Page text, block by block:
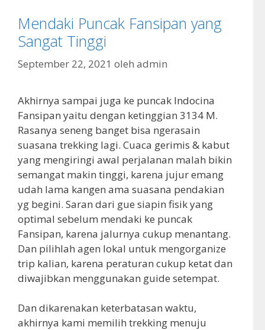
Mendaki Puncak Fansipan yang
Sangat Tinggi
September 22, 2021 oleh admin
Akhirnya sampai juga ke puncak Indocina
Fansipan yaitu dengan ketinggian 3134 M.
Rasanya seneng banget bisa ngerasain
suasana trekking lagi. Cuaca gerimis & kabut
yang mengiringi awal perjalanan malah bikin
semangat makin tinggi, karena jujur emang
udah lama kangen ama suasana pendakian
yg begini. Saran dari gue siapin fisik yang
optimal sebelum mendaki ke puncak
Fansipan, karena jalurnya cukup menantang.
Dan pilihlah agen lokal untuk mengorganize
trip kalian, karena peraturan cukup ketat dan
diwajibkan menggunakan guide setempat.
Dan dikarenakan keterbatasan waktu,
akhirnya kami memilih trekking menuju